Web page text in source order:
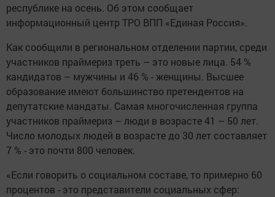
республике на осень. Об этом сообщает
информационный центр ТРО ВПП «Единая Россия».
Как сообщили в региональном отделении партии, среди
участников праймериз треть – это новые лица. 54 %
кандидатов – мужчины и 46 % - женщины. Высшее
образование имеют большинство претендентов на
депутатские мандаты. Самая многочисленная группа
участников праймериз – люди в возрасте 41 – 50 лет.
Число молодых людей в возрасте до 30 лет составляет
7 % - это почти 800 человек.
«Если говорить о социальном составе, то примерно 60
процентов - это представители социальных сфер: